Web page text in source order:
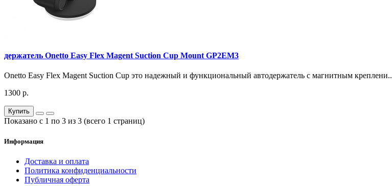
держатель Onetto Easy Flex Magent Suction Cup Mount GP2EM3
Onetto Easy Flex Magent Suction Cup это надежный и функциональный автодержатель с магнитным креплени..
1300 р.
Купить
Показано с 1 по 3 из 3 (всего 1 страниц)
Информация
Доставка и оплата
Политика конфиденциальности
Публичная оферта